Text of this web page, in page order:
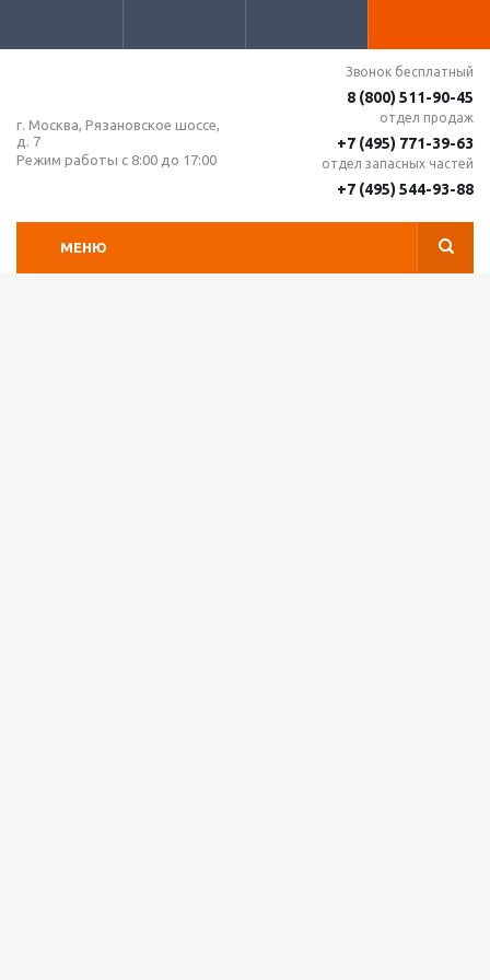
г. Москва, Рязановское шоссе,
д. 7
Режим работы с 8:00 до 17:00
Звонок бесплатный
8 (800) 511-90-45
отдел продаж
+7 (495) 771-39-63
отдел запасных частей
+7 (495) 544-93-88
МЕНЮ